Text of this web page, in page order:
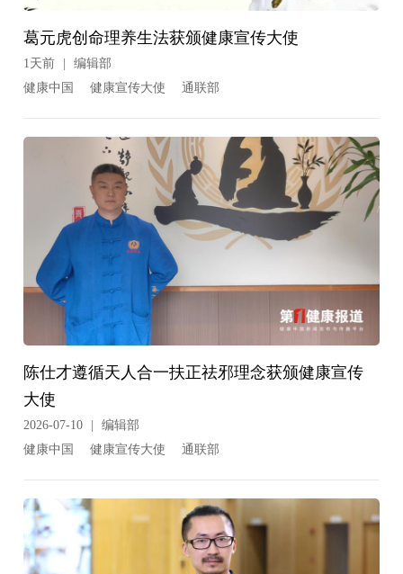
葛元虎创命理养生法获颁健康宣传大使
1天前 |
编辑部
健康中国
健康宣传大使 通联部
陈仕才遵循天人合一扶正祛邪理念获颁健康宣传
大使
2026-07-10
编辑部
健康中国
健康宣传大使 通联部